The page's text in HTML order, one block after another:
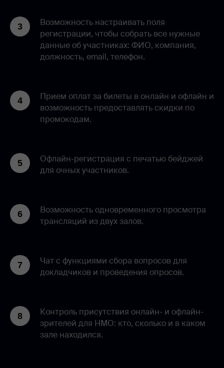
Возможность настраивать поля
регистрации, чтобы собрать все нужные
данные об участниках: ФИО, компания,
должность, email, телефон.
Прием оплат за билеты в онлайн и офлайн и
возможность предоставлять скидки по
промокодам.
Офлайн-регистрация с печатью бейджей
для очных участников.
Возможность одновременного просмотра
трансляций из двух залов.
Чат с функциями сбора вопросов для
докладчиков и проведения опросов.
Контроль присутствия онлайн- и офлайн-
зрителей для НМО: кто, сколько и в каком
зале находился.